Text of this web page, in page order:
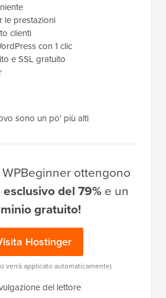
le prestazioni
clienti
con 1 clic
e SSL gratuito
sono un po' più alti
ottengono
del 79%e un
gratuito!
Hostinger
verrà applicato automaticamente)
del lettore